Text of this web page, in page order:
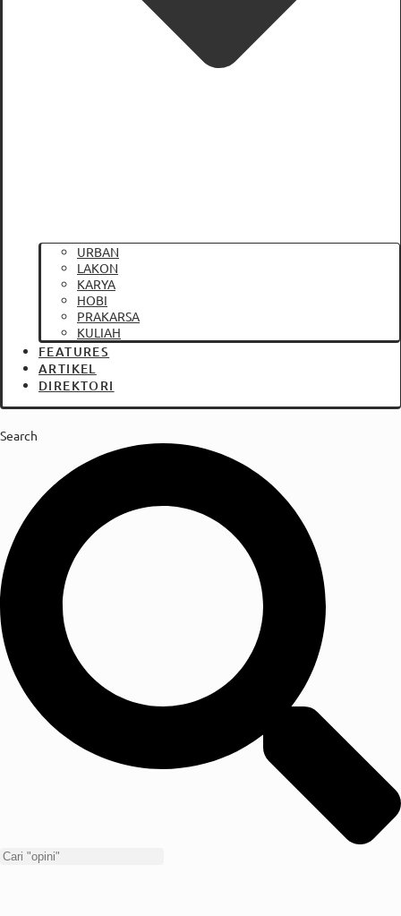
URBAN
LAKON
KARYA
HOBI
PRAKARSA
KULIAH
FEATURES
ARTIKEL
DIREKTORI
Search